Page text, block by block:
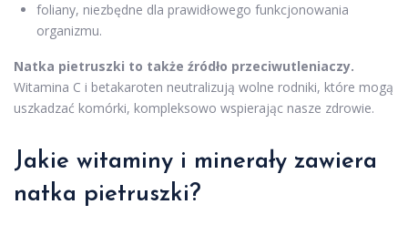
foliany, niezbędne dla prawidłowego funkcjonowania
organizmu.
Natka pietruszki to także źródło przeciwutleniaczy.
Witamina C i betakaroten neutralizują wolne rodniki, które mogą
uszkadzać komórki, kompleksowo wspierając nasze zdrowie.
Jakie witaminy i minerały zawiera
natka pietruszki?